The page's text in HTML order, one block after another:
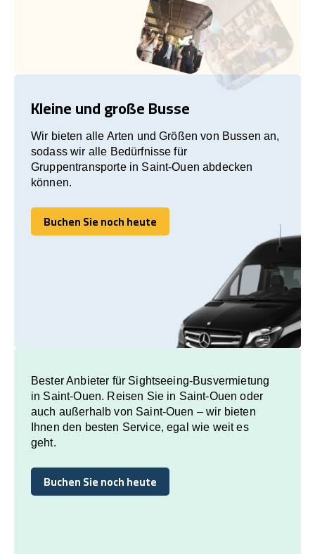
Kleine und große Busse
Wir bieten alle Arten und Größen von Bussen an,
sodass wir alle Bedürfnisse für
Gruppentransporte in Saint-Ouen abdecken
können.
Buchen Sie noch heute
Buchen Sie noch heute
Bester Anbieter für Sightseeing-Busvermietung
in Saint-Ouen. Reisen Sie in Saint-Ouen oder
auch außerhalb von Saint-Ouen – wir bieten
Ihnen den besten Service, egal wie weit es
geht.
Buchen Sie noch heute
Buchen Sie noch heute